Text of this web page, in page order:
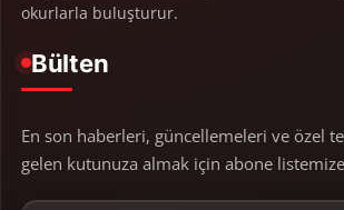
okurlarla buluşturur.
Bülten
En son haberleri, güncellemeleri ve özel
gelen kutunuza almak için abone listemize